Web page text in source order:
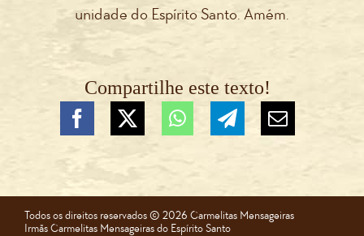
unidade do Espírito Santo. Amém.
Compartilhe este texto!
Todos os direitos reservados ©️ 2026 Carmelitas Mensageiras
Irmãs Carmelitas Mensageiras do Espírito Santo